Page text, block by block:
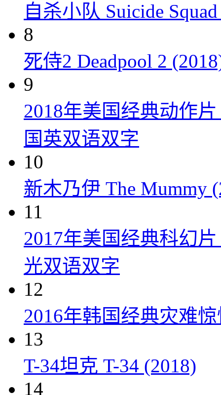
自杀小队 Suicide
8
死侍2 Deadpool 2
9
2018年美国经典动作
国英双语双字
10
新木乃伊 The Mummy
11
2017年美国经典科幻
光双语双字
12
2016年韩国经典灾难
13
T-34坦克 T-34 (2018)
14